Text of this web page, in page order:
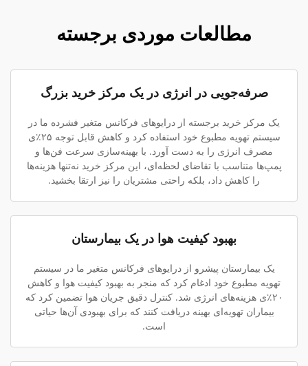
مطالعات موردی برجسته
صرفه‌جویی در انرژی در یک مرکز خرید بزرگ
یک مرکز خرید برجسته از درایوهای فرکانس متغیر فشرده ما در
سیستم تهویه مطبوع خود استفاده کرد و کاهش قابل توجه ۲۵٪ی
مصرف انرژی را به دست آورد. با بهینه‌سازی سرعت فن‌ها و
پمپ‌ها متناسب با تقاضای لحظه‌ای، این مرکز خرید نه‌تنها هزینه‌ها
را کاهش داد، بلکه راحتی مشتریان را نیز ارتقا بخشید.
بهبود کیفیت هوا در یک بیمارستان
یک بیمارستان پیشرو از درایوهای فرکانس متغیر ما در سیستم
تهویه مطبوع خود ادغام کرد که منجر به بهبود کیفیت هوا و کاهش
۲۰٪ی هزینه‌های انرژی شد. کنترل دقیق جریان هوا تضمین کرد که
بیماران تهویه‌ای بهینه دریافت کنند که برای بهبودی آن‌ها حیاتی
است.